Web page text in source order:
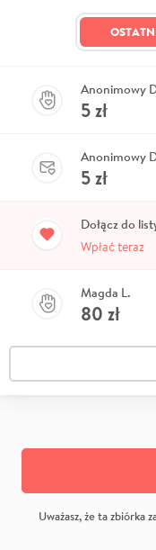
Anonimowy
5zł
Anonimowy
5zł
Dołącz do
Wpłać teraz
Magda L.
80 zł
Uważasz, że ta zbiórka